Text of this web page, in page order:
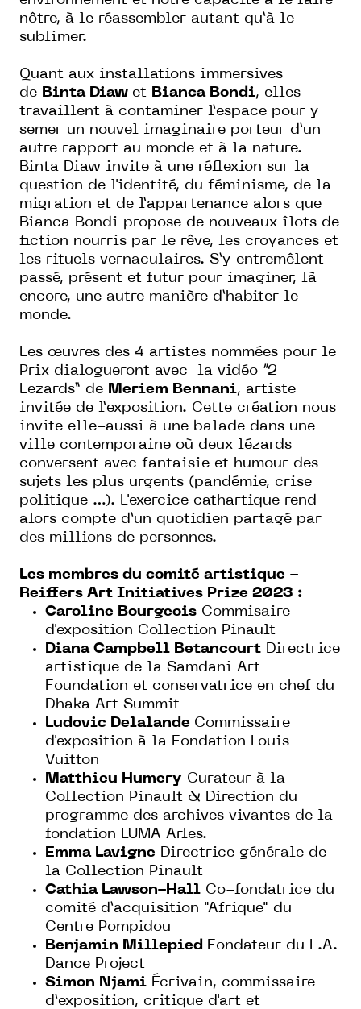
nôtre, à le réassembler autant qu’à le
sublimer.
Quant aux installations immersives
de Binta Diaw et Bianca Bondi, elles
travaillent à contaminer l’espace pour y
semer un nouvel imaginaire porteur d’un
autre rapport au monde et à la nature.
Binta Diaw invite à une réflexion sur la
question de l'identité, du féminisme, de la
migration et de l’appartenance alors que
Bianca Bondi propose de nouveaux îlots de
fiction nourris par le rêve, les croyances et
les rituels vernaculaires. S’y entremêlent
passé, présent et futur pour imaginer, là
encore, une autre manière d’habiter le
monde.
Les œuvres des 4 artistes nommées pour le
Prix dialogueront avec la vidéo “2
Lezards” de Meriem Bennani, artiste
invitée de l’exposition. Cette création nous
invite elle-aussi à une balade dans une
ville contemporaine où deux lézards
conversent avec fantaisie et humour des
sujets les plus urgents (pandémie, crise
politique …). L'exercice cathartique rend
alors compte d’un quotidien partagé par
des millions de personnes.
Les membres du comité artistique -
Reiffers Art Initiatives Prize 2023 :
Caroline Bourgeois Commisaire
d'exposition Collection Pinault
Diana Campbell Betancourt Directrice
artistique de la Samdani Art
Foundation et conservatrice en chef du
Dhaka Art Summit
Ludovic Delalande Commissaire
d'exposition à la Fondation Louis
Vuitton
Matthieu Humery Curateur à la
Collection Pinault & Direction du
programme des archives vivantes de la
fondation LUMA Arles.
Emma Lavigne Directrice générale de
la Collection Pinault
Cathia Lawson-Hall Co-fondatrice du
comité d’acquisition "Afrique" du
Centre Pompidou
Benjamin Millepied
Fondateur du L.A.
Dance Project
Simon Njami Écrivain, commissaire
d’exposition, critique d'art et